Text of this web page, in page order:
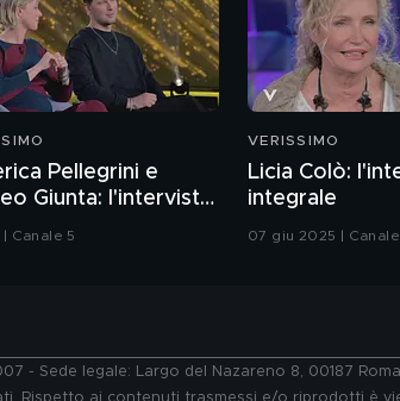
Pellegrini e
Giunta: l'intervista
Canale 5
VERISSIMO
Licia Colò:
integrale
07 giu 2025 | Canale
- Sede legale: Largo del Nazareno 8, 00187